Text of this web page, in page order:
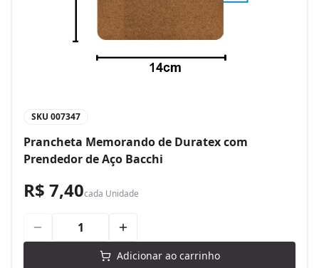
SKU 007347
Prancheta Memorando de Duratex com
Prendedor de Aço Bacchi
R$ 7,40cada Unidade
Adicionar ao carrinho